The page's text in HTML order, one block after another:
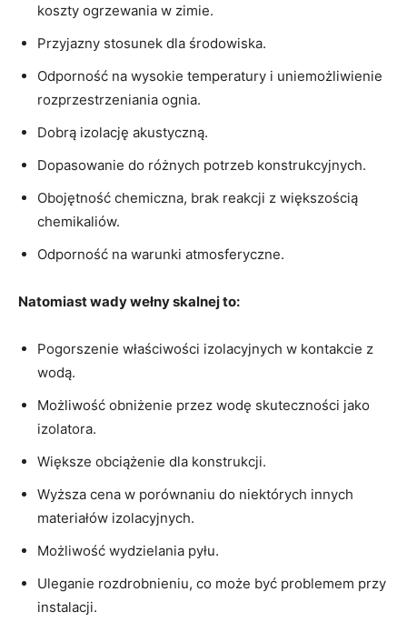
koszty ogrzewania w zimie.
Przyjazny stosunek dla środowiska.
Odporność na wysokie temperatury i uniemożliwienie
rozprzestrzeniania ognia.
Dobrą izolację akustyczną.
Dopasowanie do różnych potrzeb konstrukcyjnych.
Obojętność chemiczna, brak reakcji z większością
chemikaliów.
Odporność na warunki atmosferyczne.
Natomiast wady wełny skalnej to:
Pogorszenie właściwości izolacyjnych w kontakcie z
wodą.
Możliwość obniżenie przez wodę skuteczności jako
izolatora.
Większe obciążenie dla konstrukcji.
Wyższa cena w porównaniu do niektórych innych
materiałów izolacyjnych.
Możliwość wydzielania pyłu.
Uleganie rozdrobnieniu, co może być problemem przy
instalacji.